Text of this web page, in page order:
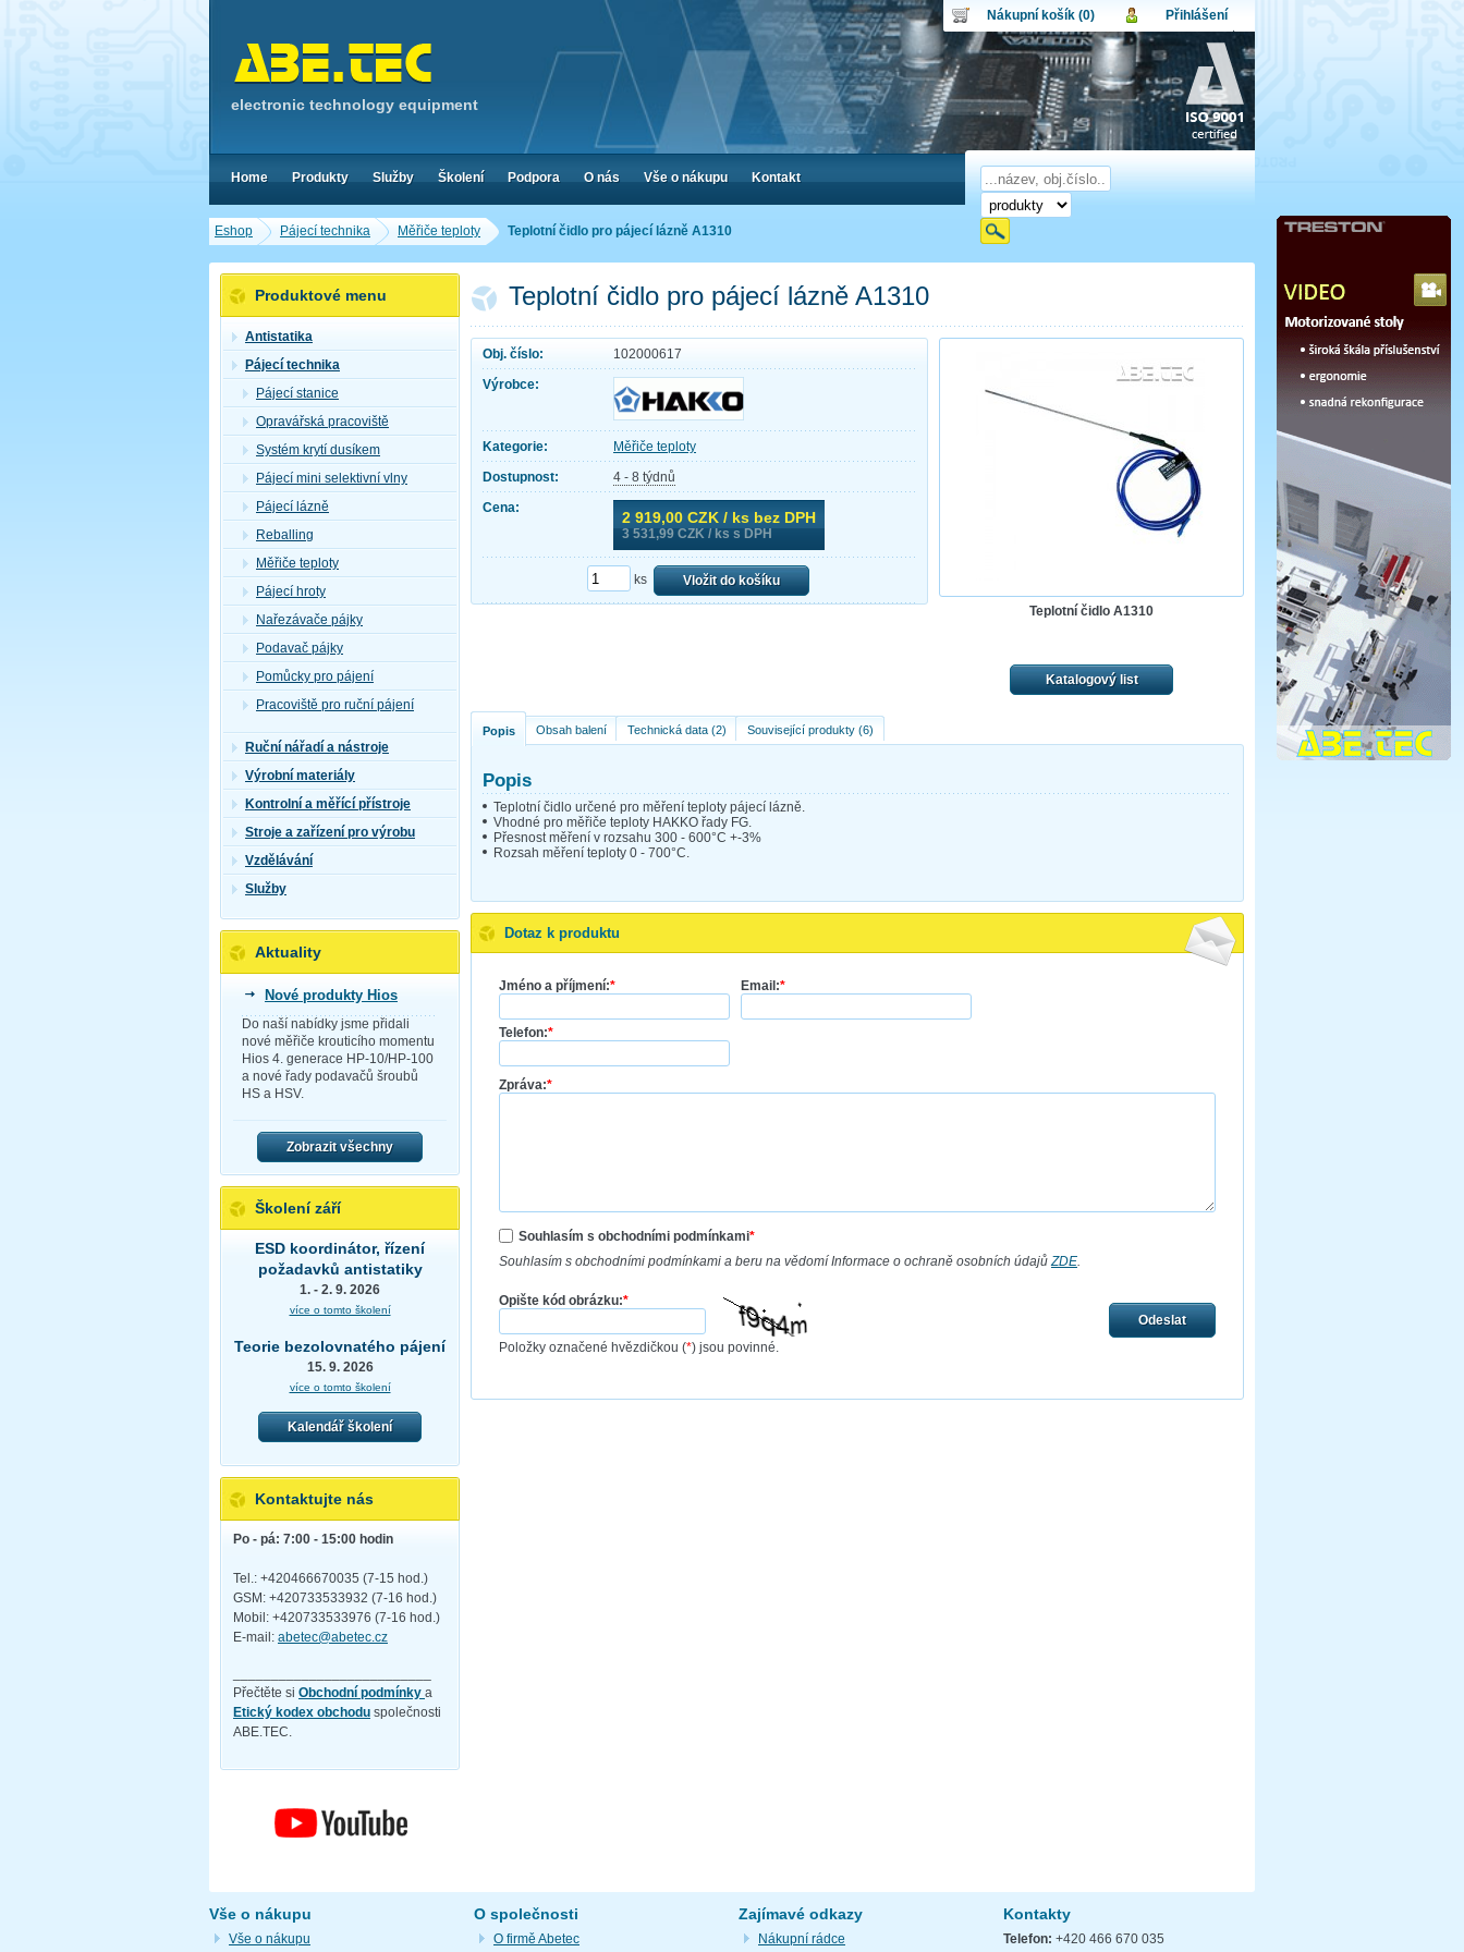
Eshop Pájecí technika Měřiče teploty Teplotní čidlo pro pájecí lázně A1310
Teplotní čidlo pro pájecí lázně A1310
Obj. číslo:
102000617
Výrobce:
Kategorie:
Měřiče teploty
Dostupnost:
4 - 8 týdnů
Cena:
2 919,00 CZK / ks bez DPH
3 531,99 CZK / ks s DPH
ks
Vložit do košíku
Teplotní čidlo A1310
Katalogový list
Popis Obsah balení Technická data (2) Související produkty (6)
Popis
Teplotní čidlo určené pro měření teploty pájecí lázně.
Vhodné pro měřiče teploty HAKKO řady FG.
Přesnost měření v rozsahu 300 - 600°C +-3%
Rozsah měření teploty 0 - 700°C.
Dotaz k produktu
Jméno a příjmení:* Email:*
Telefon:*
Zpráva:*
Souhlasím s obchodními podmínkami*
Souhlasím s obchodními podmínkami a beru na vědomí Informace o ochraně osobních údajůZDE.
Opište kód obrázku:*
Položky označené hvězdičkou (*) jsou povinné.
Odeslat
Produktové menu
Antistatika
Pájecí technika
Pájecí stanice
Opravářská pracoviště
Systém krytí dusíkem
Pájecí mini selektivní vlny
Pájecí lázně
Reballing
Měřiče teploty
Pájecí hroty
Nařezávače pájky
Podavač pájky
Pomůcky pro pájení
Pracoviště pro ruční pájení
Ruční nářadí a nástroje
Výrobní materiály
Kontrolní a měřící přístroje
Stroje a zařízení pro výrobu
Vzdělávání
Služby
Aktuality
Nové produkty Hios
Do naší nabídky jsme přidali
nové měřiče krouticího momentu
Hios 4. generace HP-10/HP-100
a nové řady podavačů šroubů
HS a HSV.
Zobrazit všechny
Školení září
ESD koordinátor, řízení
požadavků antistatiky
1. - 2. 9. 2026
více o tomto školení
Teorie bezolovnatého pájení
15. 9. 2026
více o tomto školení
Kalendář školení
Kontaktujte nás
Po - pá: 7:00 - 15:00 hodin
Tel.: +420466670035 (7-15 hod.)
GSM: +420733533932 (7-16 hod.)
Mobil: +420733533976 (7-16 hod.)
E-mail: abetec@abetec.cz
Přečtěte si Obchodní podmínky a
Etický kodex obchodu společnosti
ABE.TEC.
Vše o nákupu
Vše o nákupu
O společnosti
O firmě Abetec
Zajímavé odkazy
Nákupní rádce
Kontakty
Telefon: +420 466 670 035
electronic technology equipment
Nákupní košík (0)
Nákupní košík je momentálně prázdný.
Obsah košíku
Počet produktů:0
Cena celkem:
0,00 CZK
Přihlášení
Uživatel:
Heslo:
Přihlásit
Zapomenuté heslo Nová registrace
Home Produkty Služby Školení Podpora O nás Vše o nákupu Kontakt